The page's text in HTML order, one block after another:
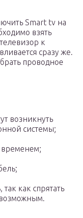
Smart tv на
взять
к
сразу же.
проводное
возникнуть
системы;
временем;
как спрятать
возможным.